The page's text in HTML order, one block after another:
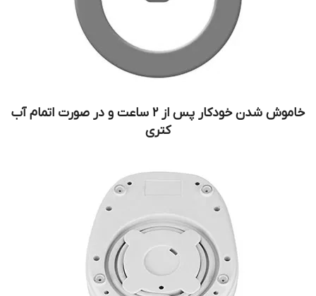
خاموش شدن خودکار پس از ۲ ساعت و در صورت اتمام آب
کتری